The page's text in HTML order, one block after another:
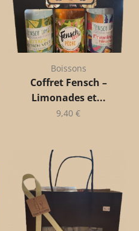
Boissons
Coffret Fensch –
Limonades et...
9,40 €